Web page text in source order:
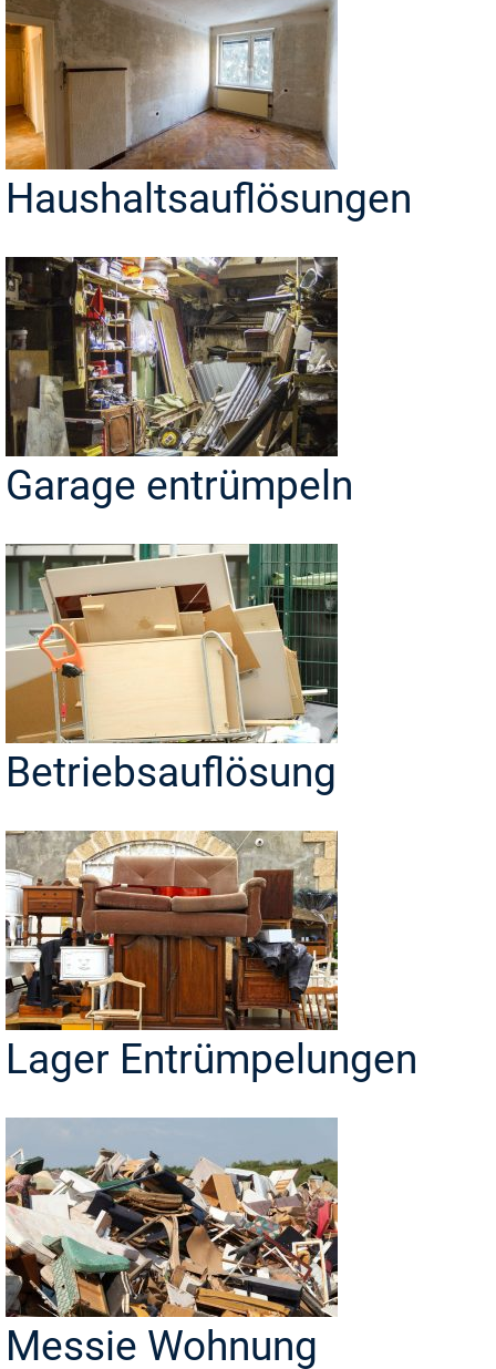
Haushaltsauflösungen
Garage entrümpeln
Betriebsauflösung
Lager Entrümpelungen
Messie Wohnung